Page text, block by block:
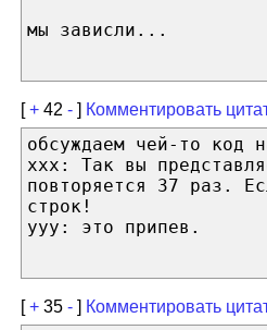
мы зависли...
[+ 42 - ] Комментировать
обсуждаем чей-то код
xxx: Так вы
повторяется 37 раз.
строк!
yyy: это припев.
[+ 35 - ] Комментировать